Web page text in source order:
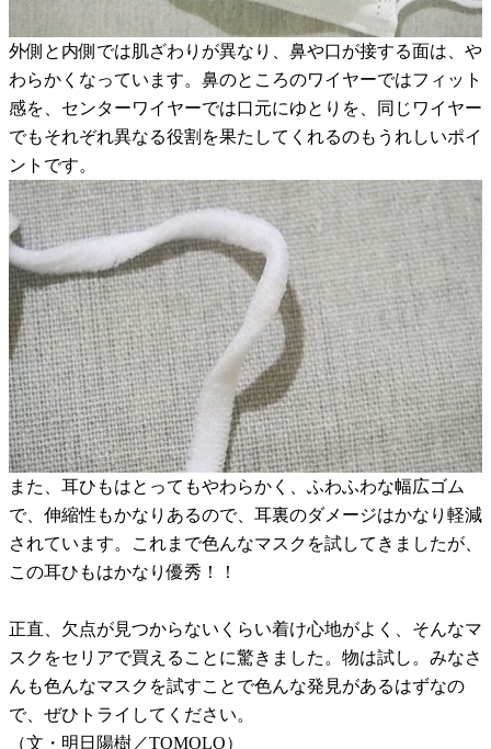
外側と内側では肌ざわりが異なり、鼻や口が接する面は、や
わらかくなっています。鼻のところのワイヤーではフィット
感を、センターワイヤーでは口元にゆとりを、同じワイヤー
でもそれぞれ異なる役割を果たしてくれるのもうれしいポイ
ントです。
また、耳ひもはとってもやわらかく、ふわふわな幅広ゴム
で、伸縮性もかなりあるので、耳裏のダメージはかなり軽減
されています。これまで色んなマスクを試してきましたが、
この耳ひもはかなり優秀！！
正直、欠点が見つからないくらい着け心地がよく、そんなマ
スクをセリアで買えることに驚きました。物は試し。みなさ
んも色んなマスクを試すことで色んな発見があるはずなの
で、ぜひトライしてください。
（文・明日陽樹／TOMOLO）